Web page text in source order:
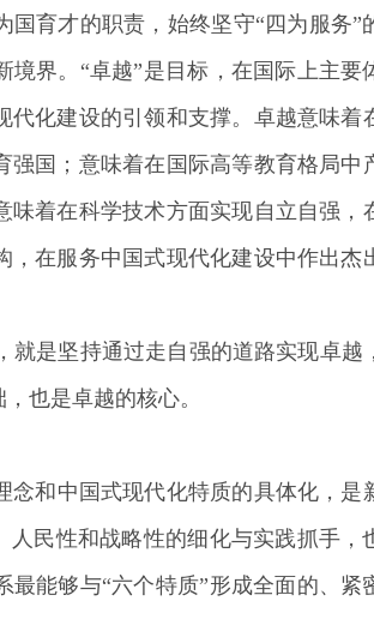
育才的职责，始终坚守“四为服务”
界。“卓越”是目标，在国际上主要
化建设的引领和支撑。卓越意味着
国；意味着在国际高等教育格局中
着在科学技术方面实现自立自强，
在服务中国式现代化建设中作出杰
是坚持通过走自强的道路实现卓越
也是卓越的核心。
和中国式现代化特质的具体化，是
民性和战略性的细化与实践抓手，
能够与“六个特质”形成全面的、紧